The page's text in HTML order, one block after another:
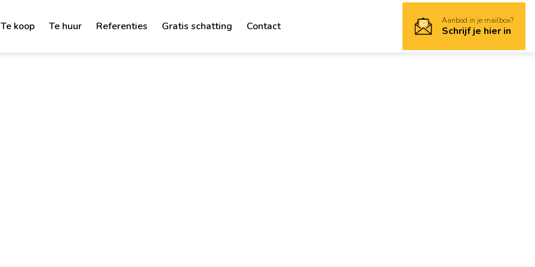
Te koop Te huur Referenties Gratis schatting Contact Aanbod in je mailbox?
Schrijf je hier in